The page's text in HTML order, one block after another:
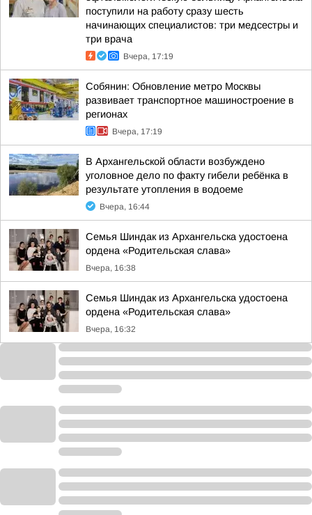
поступили на работу сразу шесть
начинающих специалистов: три медсестры и
три врача
Вчера, 17:19
Собянин: Обновление метро Москвы
развивает транспортное машиностроение в
регионах
Вчера, 17:19
В Архангельской области возбуждено
уголовное дело по факту гибели ребёнка в
результате утопления в водоеме
Вчера, 16:44
Семья Шиндак из Архангельска удостоена
ордена «Родительская слава»
Вчера, 16:38
Семья Шиндак из Архангельска удостоена
ордена «Родительская слава»
Вчера, 16:32